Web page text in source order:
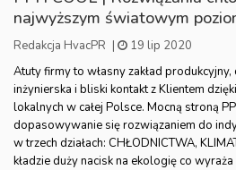
najwyższym światowym
Redakcja HvacPR |
19 lip 2020
Atuty firmy to własny zakład
inżynierska i bliski kontakt z Klientem
lokalnych w całej Polsce. Mocną stroną
dopasowywanie się rozwiązaniem do
w trzech działach: CHŁODNICTWA,
kładzie duży nacisk na ekologię co